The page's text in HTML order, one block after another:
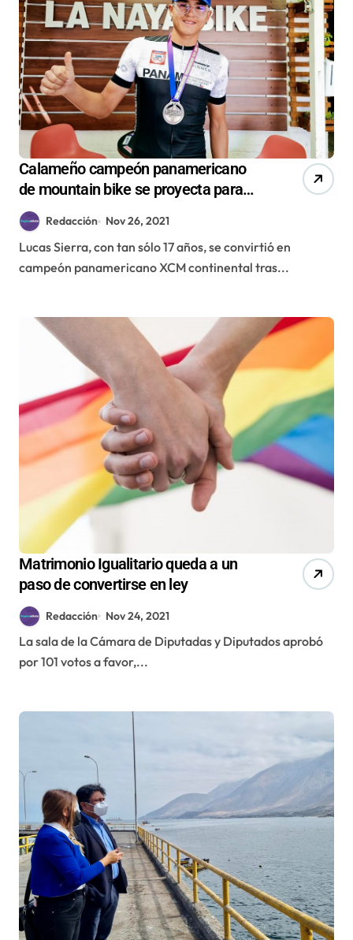
Calameño campeón panamericano
de mountain bike se proyecta para
competir en Europa
Redacción Nov 26, 2021
Lucas Sierra, con tan sólo 17 años, se convirtió en
campeón panamericano XCM continental tras...
Matrimonio Igualitario queda a un
paso de convertirse en ley
Redacción Nov 24, 2021
La sala de la Cámara de Diputadas y Diputados aprobó
por 101 votos a favor,...